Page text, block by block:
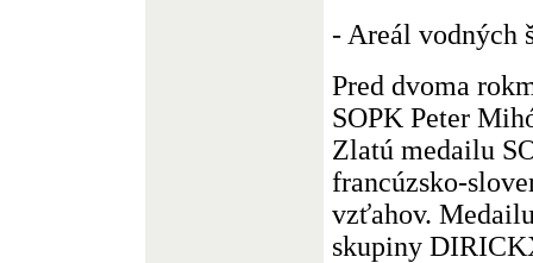
- Areál vodných
Pred dvoma
SOPK Peter
Zlatú medailu
francúzsko-
vzťahov.
skupiny